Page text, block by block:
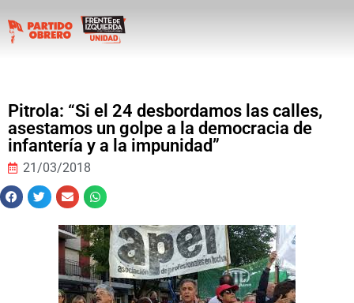
Pitrola: “Si el 24 desbordamos las calles,
asestamos un golpe a la democracia de
infantería y a la impunidad”
21/03/2018